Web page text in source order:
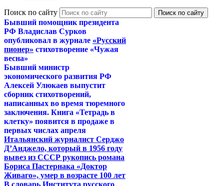
Поиск по сайту
Бывший помощник президента
РФ Владислав Сурков
опубликовал в журнале «Русский
пионер» стихотворение «Чужая
весна»
Бывший министр
экономического развития РФ
Алексей Улюкаев выпустит
сборник стихотворений,
написанных во время тюремного
заключения. Книга «Тетрадь в
клетку» появится в продаже в
первых числах апреля
Итальянский журналист Серджо
Д’Анджело, который в 1956 году
вывез из СССР рукопись романа
Бориса Пастернака «Доктор
Живаго», умер в возрасте 100 лет